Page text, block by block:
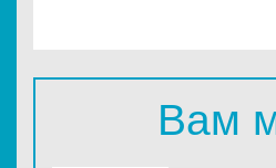
Вам